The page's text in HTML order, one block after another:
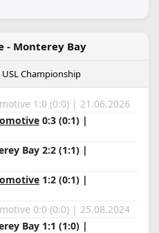
- Monterey Bay
USL Championship
1:0 (0:0) | 21.06.2026
0:3 (0:1) |
Bay 2:2 (1:1) |
1:2 (0:1) |
0:0 (0:0) | 25.08.2024
Bay 1:1 (1:0) |